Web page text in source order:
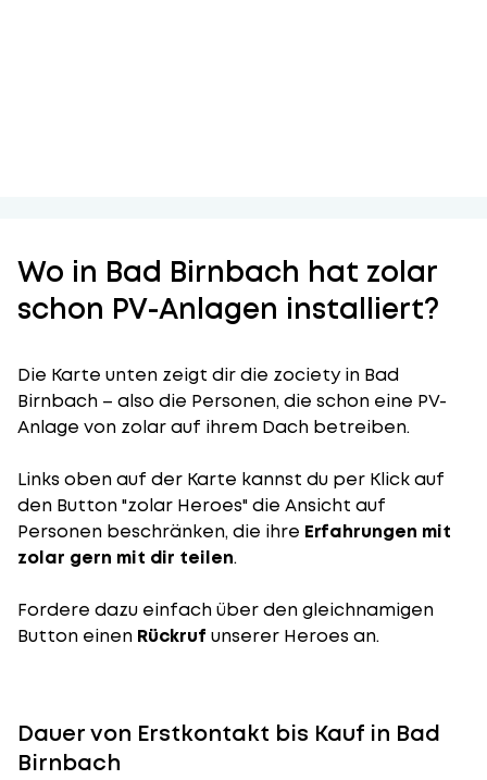
Wo in Bad Birnbach hat zolar
schon PV-Anlagen installiert?
Die Karte unten zeigt dir die zociety in Bad
Birnbach – also die Personen, die schon eine PV-
Anlage von zolar auf ihrem Dach betreiben.
Links oben auf der Karte kannst du per Klick auf
den Button "zolar Heroes" die Ansicht auf
Personen beschränken, die ihre Erfahrungen mit
zolar gern mit dir teilen.
Fordere dazu einfach über den gleichnamigen
Button einen Rückruf unserer Heroes an.
Dauer von Erstkontakt bis Kauf in Bad
Birnbach